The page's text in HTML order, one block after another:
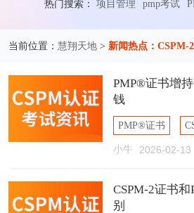
热门搜索：项目管理 pmp考试
当前位置： 慧翔天地> 新闻热点：CSPM-
PMP®证书增
钱
PMP®证书
增持CSPM-2证书
小牛 2026-02-13
CSPM-2证书
别